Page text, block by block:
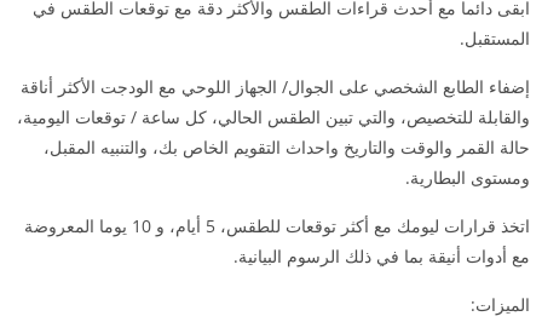
ابقى دائما مع أحدث قراءات الطقس والأكثر دقة مع توقعات الطقس في
المستقبل.
إضفاء الطابع الشخصي على الجوال/ الجهاز اللوحي مع الودجت الأكثر أناقة
والقابلة للتخصيص، والتي تبين الطقس الحالي، كل ساعة / توقعات اليومية،
حالة القمر والوقت والتاريخ واحداث التقويم الخاص بك، والتنبيه المقبل،
ومستوى البطارية.
اتخذ قرارات ليومك مع أكثر توقعات للطقس، 5 أيام، و 10 يوما المعروضة
مع أدوات أنيقة بما في ذلك الرسوم البيانية.
الميزات: